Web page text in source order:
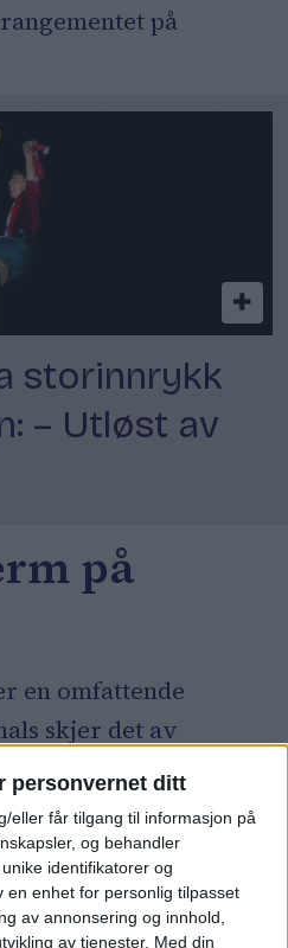
personvernet ditt
eller får tilgang til informasjon på
og behandler
identifikatorer og
enhet for personlig tilpasset
av annonsering og innhold,
av tjenester. Med din
på
storinnrykk
– Utløst av
på
en omfattende
skjer det av
årsaker. Det
på 156
skjermen som